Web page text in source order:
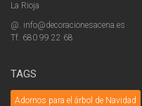
La Rioja
@. info@decoracionesacena.es
Tf. 680 99 22 68
TAGS
Adornos para el árbol de Navidad